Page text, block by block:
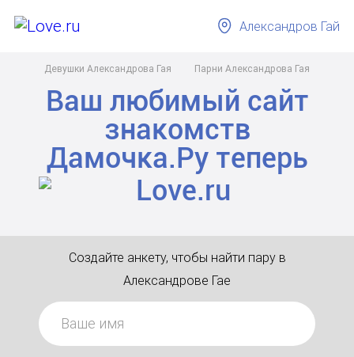
Девушки Александрова Гая Парни Александрова Гая
Александров Гай
Ваш любимый сайт
знакомств
Дамочка.Рутеперь
Создайте анкету, чтобы найти пару в
Александрове Гае